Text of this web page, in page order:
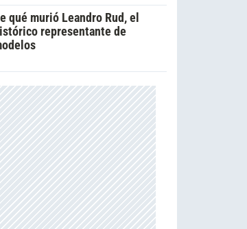
qué murió Leandro Rud, el
representante de